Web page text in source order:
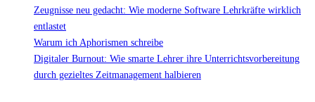
Zeugnisse neu gedacht: Wie moderne Software Lehrkräfte wirklich
entlastet
Warum ich Aphorismen schreibe
Digitaler Burnout: Wie smarte Lehrer ihre Unterrichtsvorbereitung
durch gezieltes Zeitmanagement halbieren